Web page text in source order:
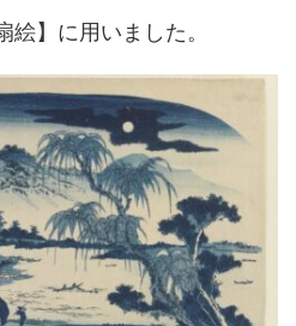
絵】に用いました。